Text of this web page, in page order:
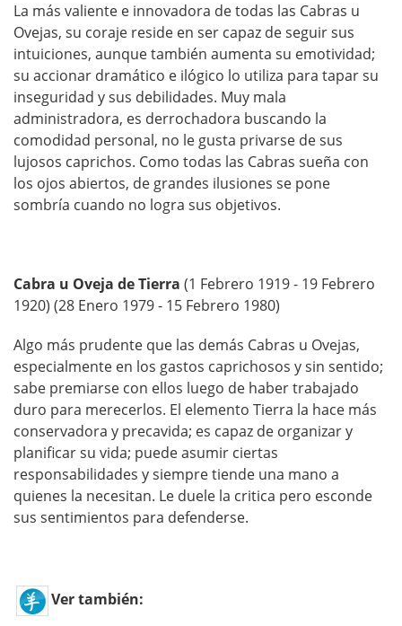
La más valiente e innovadora de todas las Cabras u
Ovejas, su coraje reside en ser capaz de seguir sus
intuiciones, aunque también aumenta su emotividad;
su accionar dramático e ilógico lo utiliza para tapar su
inseguridad y sus debilidades. Muy mala
administradora, es derrochadora buscando la
comodidad personal, no le gusta privarse de sus
lujosos caprichos. Como todas las Cabras sueña con
los ojos abiertos, de grandes ilusiones se pone
sombría cuando no logra sus objetivos.
Cabra u Oveja de Tierra (1 Febrero 1919 - 19 Febrero
1920) (28 Enero 1979 - 15 Febrero 1980)
Algo más prudente que las demás Cabras u Ovejas,
especialmente en los gastos caprichosos y sin sentido;
sabe premiarse con ellos luego de haber trabajado
duro para merecerlos. El elemento Tierra la hace más
conservadora y precavida; es capaz de organizar y
planificar su vida; puede asumir ciertas
responsabilidades y siempre tiende una mano a
quienes la necesitan. Le duele la critica pero esconde
sus sentimientos para defenderse.
Ver también: